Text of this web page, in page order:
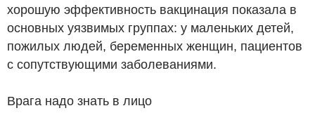
хорошую эффективность вакцинация показала в
основных уязвимых группах: у маленьких детей,
пожилых людей, беременных женщин, пациентов
с сопутствующими заболеваниями.
Врага надо знать в лицо